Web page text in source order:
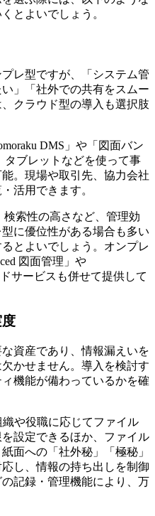
とよいでしょう。
レ型ですが、「システム管
」「社外での共有をスムー
クラウド型の導入も選択肢
DMS」や「図面バン
タブレットなどを使って事
。現場や取引先、協力会社
活用できます。
索性の高さなど、管理効
に優位性がある場合も多い
とよいでしょう。オンプレ
図面管理」や
サービスも併せて提供して
資産であり、情報漏えいを
かせません。導入を検討す
機能が備わっているかを確
織や役職に応じてファイル
設定できるほか、ファイル
面への「社外秘」「極秘」
し、情報の持ち出しを制御
記録・管理機能により、万